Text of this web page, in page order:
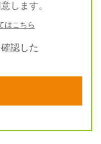
します。
はこちら
認した